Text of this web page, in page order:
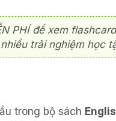
PHÍ để xem
trải nghiệm học
trong bộ sách